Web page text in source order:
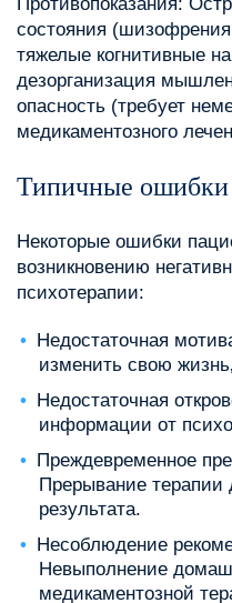
состояния
тяжелые когнитивные
дезорганизация
опасность (требует
медикаментозного
Типичные ошибки
Некоторые ошибки
возникновению
психотерапии:
Недостаточная
изменить свою
Недостаточная
информации от
Преждевременное
Прерывание терапии
результата.
Несоблюдение
Невыполнение
медикаментозной